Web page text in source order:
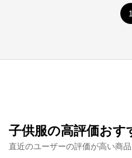
1
子供服の高評価お
直近のユーザーの評価が高い商品